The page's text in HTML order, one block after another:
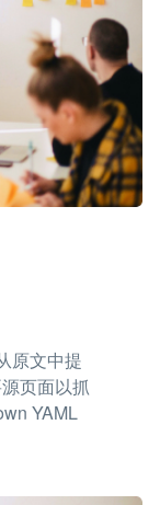
原文中提
页面以抓
YAML